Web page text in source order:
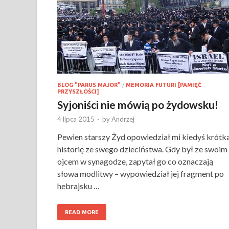
BLOG "PARUS MAJOR" / MEMORIA FUTURI [PAMIĘĆ
PRZYSZŁOŚCI]
Syjoniści nie mówią po żydowsku!
4 lipca 2015 - byAndrzej
Pewien starszy Żyd opowiedział mi kiedyś
historię ze swego dzieciństwa. Gdy był ze swoim
ojcem w synagodze, zapytał go co oznaczają
słowa modlitwy – wypowiedział jej fragment po
hebrajsku …
READ MORE